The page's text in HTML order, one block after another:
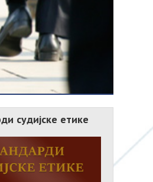
судијске етике